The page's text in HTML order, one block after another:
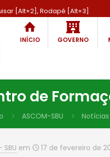
[Alt+2], Rodapé [Alt+3]
INÍCIO GOVERNO
de
ASCOM-SBU Notícias
SBU em 17 de fevereiro de